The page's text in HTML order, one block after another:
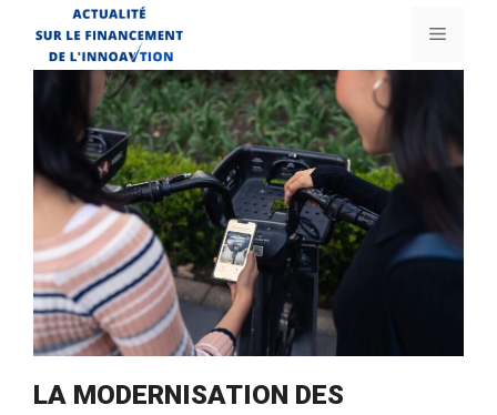
contenu
Menu
LA MODERNISATION DES